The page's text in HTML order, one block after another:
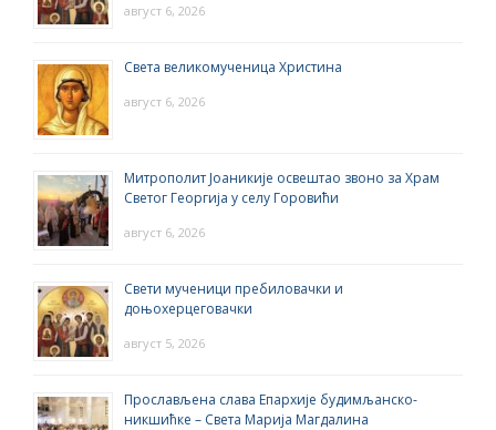
август 6, 2026
Света великомученица Христина
август 6, 2026
Митрополит Јоаникије освештао звоно за Храм
Светог Георгија у селу Горовићи
август 6, 2026
Свети мученици пребиловачки и
доњохерцеговачки
август 5, 2026
Прослављена слава Епархије будимљанско-
никшићке – Света Марија Магдалина